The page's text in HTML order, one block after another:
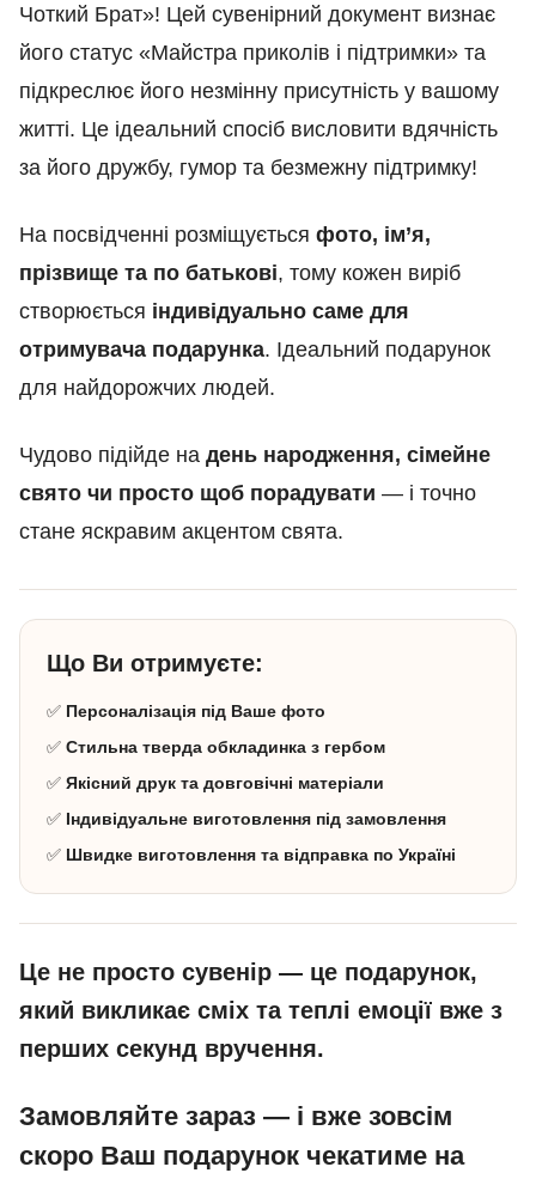
Чоткий Брат»! Цей сувенірний документ визнає
його статус «Майстра приколів і підтримки» та
підкреслює його незмінну присутність у вашому
житті. Це ідеальний спосіб висловити вдячність
за його дружбу, гумор та безмежну підтримку!
На посвідченні розміщується фото, ім’я,
прізвище та по батькові, тому кожен виріб
створюється індивідуально саме для
отримувача подарунка. Ідеальний подарунок
для найдорожчих людей.
Чудово підійде на день народження, сімейне
свято чи просто щоб порадувати — і точно
стане яскравим акцентом свята.
Що Ви отримуєте:
✅ Персоналізація під Ваше фото
✅ Стильна тверда обкладинка з гербом
✅ Якісний друк та довговічні матеріали
✅ Індивідуальне виготовлення під замовлення
✅ Швидке виготовлення та відправка по Україні
Це не просто сувенір — це подарунок,
який викликає сміх та теплі емоції вже з
перших секунд вручення.
Замовляйте зараз — і вже зовсім
скоро Ваш подарунок чекатиме на